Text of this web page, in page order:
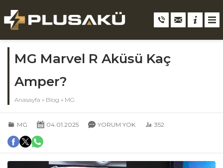
MG Marvel R Aküsü Kaç
Amper?
Anasayfa » Blog » MG
MG 04.01.2025 YORUM YOK 352